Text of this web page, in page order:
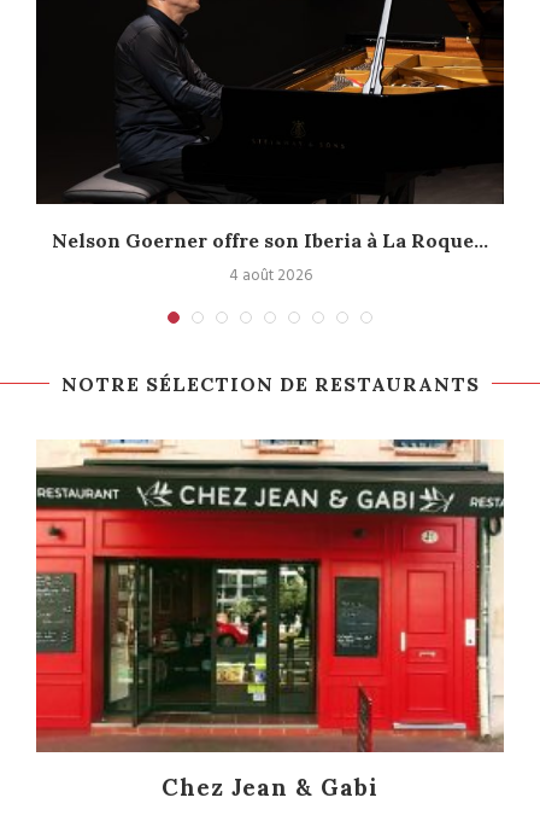
Nelson Goerner offre son Iberia à La Roque...
4 août 2026
NOTRE SÉLECTION DE RESTAURANTS
Chez Jean & Gabi